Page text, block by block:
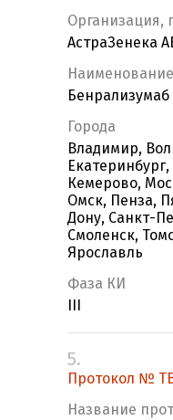
Организация,
АстраЗенека
Бенрализумаб
Города
Владимир,
Кемерово,
Омск, Пенза,
Дону, Санкт-
Смоленск,
Ярославль
Фаза КИ
5.
Протокол №
Название